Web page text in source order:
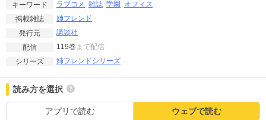
キーワード
ラブコメ 雑誌 学園
オフィス
掲載雑誌
姉フレンド
発行元
講談社
配信
119巻 まで配信
シリーズ
姉フレンドシリーズ
読み方を選択
アプリで読む ウェブで読む